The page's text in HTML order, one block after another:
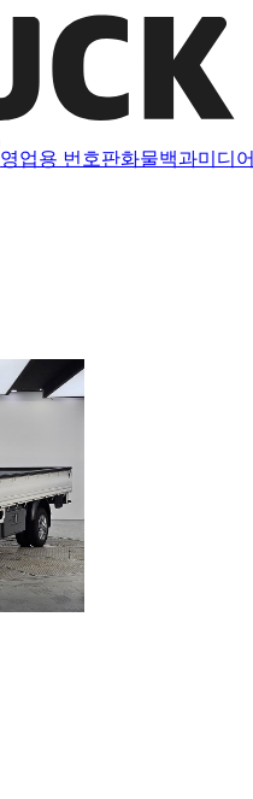
영업용 번호판화물백과미디어